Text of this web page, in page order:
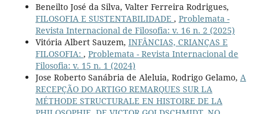
Beneilto José da Silva, Valter Ferreira Rodrigues,
FILOSOFIA E SUSTENTABILIDADE , Problemata -
Revista Internacional de Filosofia: v. 16 n. 2 (2025)
Vitória Albert Sauzem, INFÂNCIAS, CRIANÇAS E
FILOSOFIA: , Problemata - Revista Internacional de
Filosofia: v. 15 n. 1 (2024)
Jose Roberto Sanábria de Aleluia, Rodrigo Gelamo, A
RECEPÇÃO DO ARTIGO REMARQUES SUR LA
MÉTHODE STRUCTURALE EN HISTOIRE DE LA